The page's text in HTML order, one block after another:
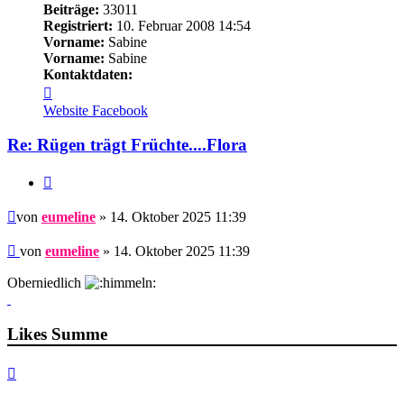
Beiträge: 33011
Registriert: 10. Februar 2008 14:54
Vorname: Sabine
Vorname: Sabine
Kontaktdaten:
von
eumeline
Website Facebook
Re: Rügen trägt Früchte....Flora
Beitrag
von eumeline » 14. Oktober 2025 11:39
Beitrag
von eumeline » 14. Oktober 2025 11:39
Oberniedlich
Likes Summe